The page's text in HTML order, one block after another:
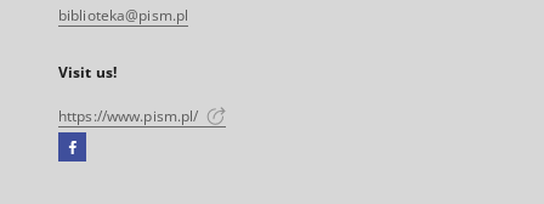
biblioteka@pism.pl
Visit us!
https://www.pism.pl/
Facebook